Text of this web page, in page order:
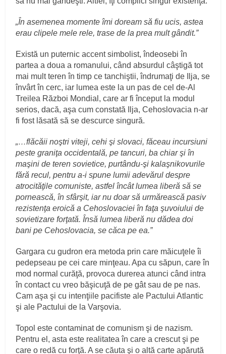
„În asemenea momente îmi doream să fiu ucis, astea
erau clipele mele rele, trase de la prea mult gândit.”
Există un puternic accent simbolist, îndeosebi în
partea a doua a romanului, când absurdul câştigă tot
mai mult teren în timp ce tanchiştii, îndrumaţi de Ilja, se
învârt în cerc, iar lumea este la un pas de cel de-Al
Treilea Război Mondial, care ar fi început la modul
serios, dacă, aşa cum constată Ilja, Cehoslovacia n-ar
fi fost lăsată să se descurce singură.
„…flăcăii noştri viteji, cehi şi slovaci, făceau incursiuni
peste graniţa occidentală, pe tancuri, ba chiar şi în
maşini de teren sovietice, purtându-şi kalaşnikovurile
fără recul, pentru a-i spune lumii adevărul despre
atrocităţile comuniste, astfel încât lumea liberă să se
pornească, în sfârşit, iar nu doar să urmărească pasiv
rezistenţa eroică a Cehoslovaciei în faţa şuvoiului de
sovietizare forţată. Însă lumea liberă nu dădea doi
bani pe Cehoslovacia, se căca pe ea.”
Gargara cu gudron era metoda prin care măicuţele îi
pedepseau pe cei care minţeau. Apa cu săpun, care în
mod normal curăţă, provoca durerea atunci când intra
în contact cu vreo băşicuţă de pe gât sau de pe nas.
Cam aşa şi cu intenţiile pacifiste ale Pactului Atlantic
şi ale Pactului de la Varşovia.
Topol este contaminat de comunism şi de nazism.
Pentru el, asta este realitatea în care a crescut şi pe
care o redă cu forţă. A se căuta şi o altă carte apărută